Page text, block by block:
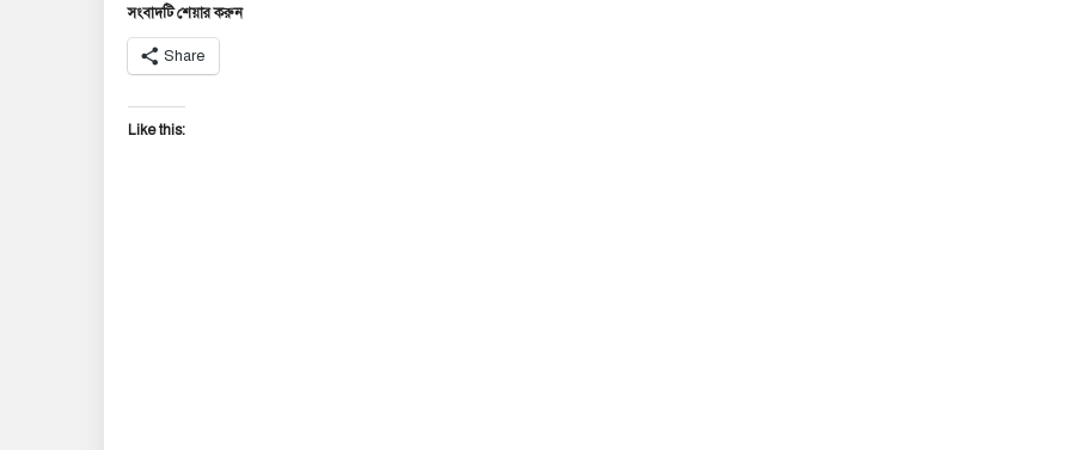
সংবাদটি শেয়ার করুন
Share
Like this: